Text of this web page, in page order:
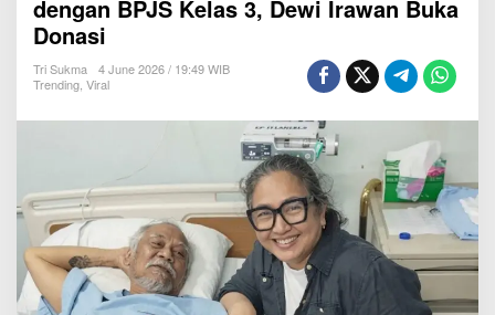
P
s
e
w
o
a
dengan BPJS Kelas 3, Dewi Irawan Buka
Donasi
Tri Sukma
4 June 2026 / 19:49 WIB
Trending Viral